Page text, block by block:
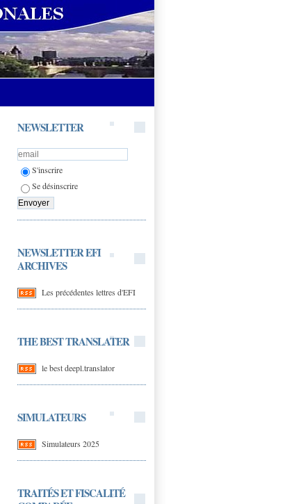
NEWSLETTER
S'inscrire
Se désinscrire
NEWSLETTER EFI
ARCHIVES
Les précédentes lettres d'EFI
THE BEST TRANSLATER
le best deepl.translator
SIMULATEURS
Simulateurs 2025
TRAITÉS ET FISCALITÉ